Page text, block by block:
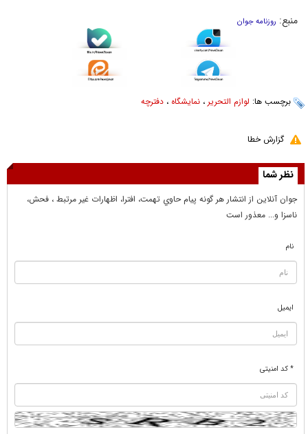
منبع: روزنامه جوان
برچسب ها: لوازم التحریر ، نمایشگاه ، دفترچه
گزارش خطا
نظر شما
جوان آنلاين از انتشار هر گونه پيام حاوي تهمت، افترا، اظهارات غير مرتبط ، فحش،
ناسزا و... معذور است
نام
ایمیل
* کد امنیتی